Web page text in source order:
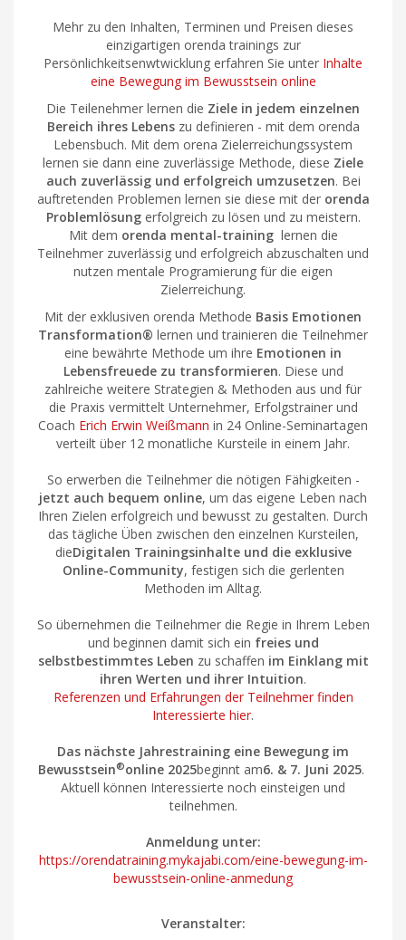
Mehr zu den Inhalten, Terminen und Preisen dieses
einzigartigen orenda trainings zur
Persönlichkeitsenwtwicklung erfahren Sie unter Inhalte
eine Bewegung im Bewusstsein online
Die Teilenehmer lernen die Ziele in jedem einzelnen
Bereich ihres Lebens zu definieren - mit dem orenda
Lebensbuch. Mit dem orena Zielerreichungssystem
lernen sie dann eine zuverlässige Methode, diese Ziele
auch zuverlässig und erfolgreich umzusetzen. Bei
auftretenden Problemen lernen sie diese mit der orenda
Problemlösung erfolgreich zu lösen und zu meistern.
Mit dem orenda mental-training lernen die
Teilnehmer zuverlässig und erfolgreich abzuschalten und
nutzen mentale Programierung für die eigen
Zielerreichung.
Mit der exklusiven orenda Methode Basis Emotionen
Transformation® lernen und trainieren die Teilnehmer
eine bewährte Methode um ihre Emotionen in
Lebensfreuede zu transformieren. Diese und
zahlreiche weitere Strategien & Methoden aus und für
die Praxis vermittelt Unternehmer, Erfolgstrainer und
Coach Erich Erwin Weißmann in 24 Online-Seminartagen
verteilt über 12 monatliche Kursteile in einem Jahr.
So erwerben die Teilnehmer die nötigen Fähigkeiten -
jetzt auch bequem online, um das eigene Leben nach
Ihren Zielen erfolgreich und bewusst zu gestalten. Durch
das tägliche Üben zwischen den einzelnen Kursteilen,
dieDigitalen Trainingsinhalte und die exklusive
Online-Community, festigen sich die gerlenten
Methoden im Alltag.
So übernehmen die Teilnehmer die Regie in Ihrem Leben
und beginnen damit sich ein freies und
selbstbestimmtes Leben zu schaffen im Einklang mit
ihren Werten und ihrer Intuition.
Referenzen und Erfahrungen der Teilnehmer finden
Interessierte hier.
Das nächste Jahrestraining eine Bewegung im
Bewusstsein®online 2025beginnt am6. & 7. Juni 2025.
Aktuell können Interessierte noch einsteigen und
teilnehmen.
Anmeldung unter:
https://orendatraining.mykajabi.com/eine-bewegung-im-
bewusstsein-online-anmedung
Veranstalter: